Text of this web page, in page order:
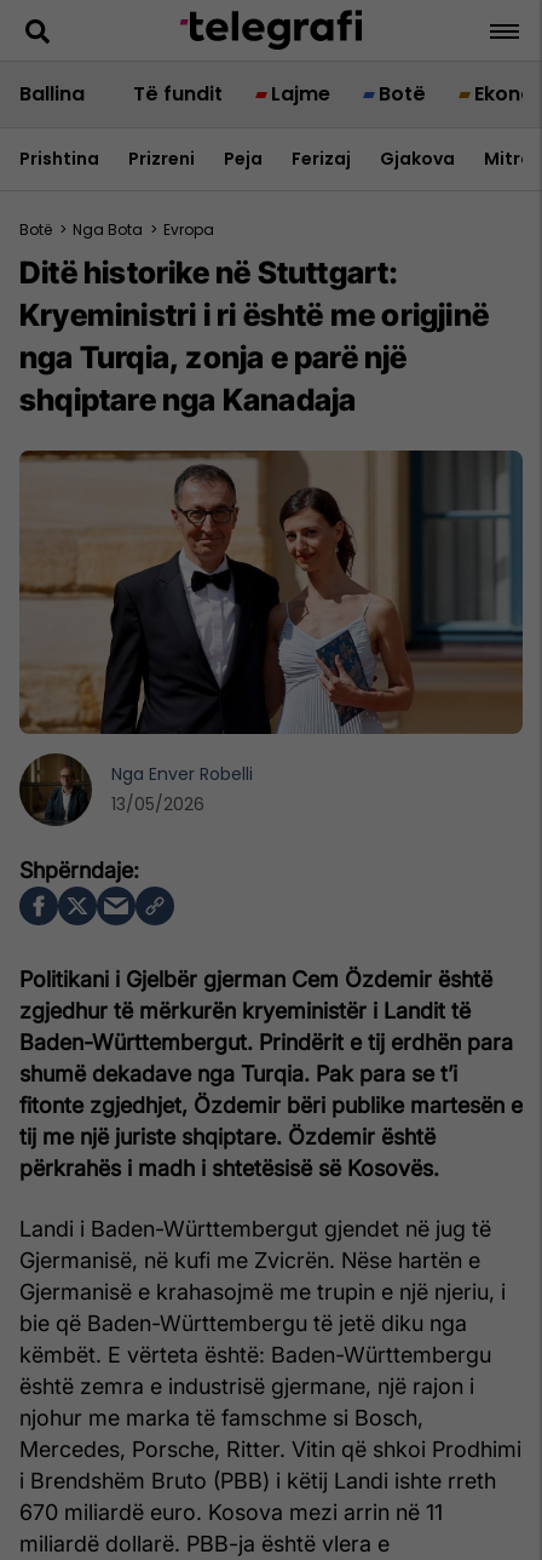
Ballina Të fundit Lajme Botë
Prishtina Prizreni Peja Ferizaj Gjakova
Botë > Nga Bota > Evropa
Ditë historike në Stuttgart:
Kryeministri i ri është me origjinë
nga Turqia, zonja e parë një
shqiptare nga Kanadaja
Politikani i Gjelbër gjerman Cem Özdemir është
zgjedhur të mërkurën kryeministër i Landit të
Baden-Württembergut. Prindërit e tij erdhën para
shumë dekadave nga Turqia. Pak para se t’i
fitonte zgjedhjet, Özdemir bëri publike martesën e
tij me një juriste shqiptare. Özdemir është
përkrahës i madh i shtetësisë së Kosovës.
Landi i Baden-Württembergut gjendet në jug të
Gjermanisë, në kufi me Zvicrën. Nëse hartën e
Gjermanisë e krahasojmë me trupin e një njeriu, i
bie që Baden-Württembergu të jetë diku nga
këmbët. E vërteta është: Baden-Württembergu
është zemra e industrisë gjermane, një rajon i
njohur me marka të famschme si Bosch,
Mercedes, Porsche, Ritter. Vitin që shkoi Prodhimi
i Brendshëm Bruto (PBB) i këtij Landi ishte rreth
670 miliardë euro. Kosova mezi arrin në 11
miliardë dollarë. PBB-ja është vlera e
Nga Enver Robelli
13/05/2026